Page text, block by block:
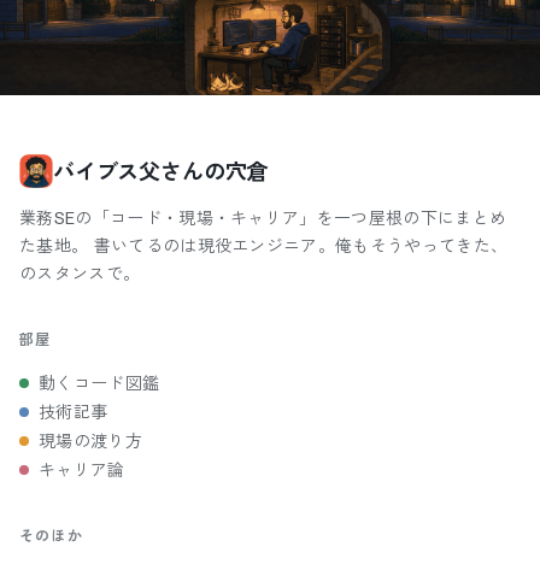
バイブス父さんの穴倉
業務SEの「コード・現場・キャリア」を一つ屋根の下にまとめ
た基地。 書いてるのは現役エンジニア。俺もそうやってきた、
のスタンスで。
部屋
動くコード図鑑
技術記事
現場の渡り方
キャリア論
そのほか